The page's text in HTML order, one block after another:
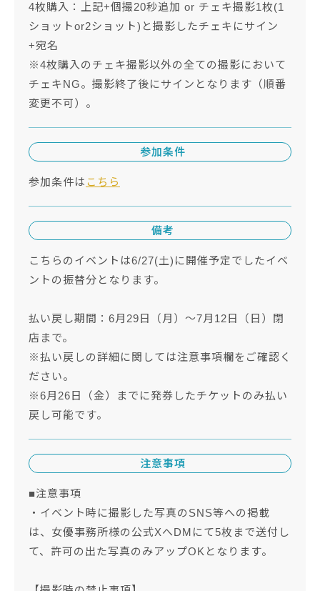
4枚購入：上記+個撮20秒追加 or チェキ撮影1枚(1
ショットor2ショット)と撮影したチェキにサイン
+宛名
※4枚購入のチェキ撮影以外の全ての撮影において
チェキNG。撮影終了後にサインとなります（順番
変更不可）。
参加条件
参加条件は こちら
備考
こちらのイベントは6/27(土)に開催予定でしたイベ
ントの振替分となります。
払い戻し期間：6月29日（月）～7月12日（日）閉
店まで。
※払い戻しの詳細に関しては注意事項欄をご確認く
ださい。
※6月26日（金）までに発券したチケットのみ払い
戻し可能です。
注意事項
■注意事項
・イベント時に撮影した写真のSNS等への掲載
は、女優事務所様の公式XへDMにて5枚まで送付し
て、許可の出た写真のみアップOKとなります。